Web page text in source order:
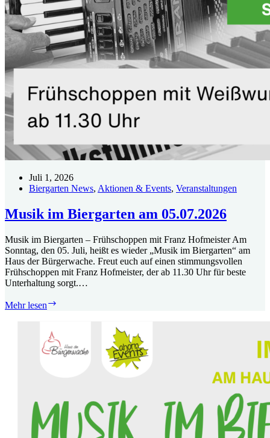
Juli 1, 2026
Biergarten News, Aktionen & Events, Veranstaltungen
Musik im Biergarten am 05.07.2026
Musik im Biergarten – Frühschoppen mit Franz Hofmeister Am
Sonntag, den 05. Juli, heißt es wieder „Musik im Biergarten“ am
Haus der Bürgerwache. Freut euch auf einen stimmungsvollen
Frühschoppen mit Franz Hofmeister, der ab 11.30 Uhr für beste
Unterhaltung sorgt.…
Mehr lesen
05.07.2026